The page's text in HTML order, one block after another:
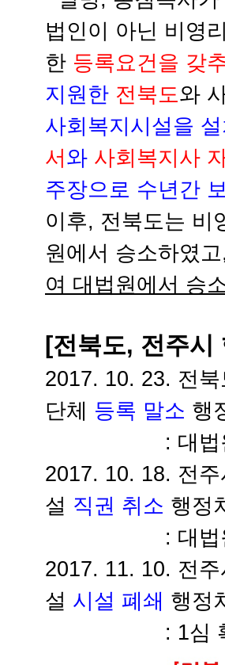
법인이 아닌 비영
한 등록요건을 갖
지원한 전북도와
사회복지시설을
서 와 사회복지사
주장으로 수년간
이후, 전북도는 비
원에서 승소하였
여 대법원에서 승
[전북도, 전주시
2017. 10. 23. 전
단체 등록 말소 행
: 대법원 확
2017. 10. 18. 전
설 직권 취소 행정
: 대법원 확
2017. 11. 10. 전
설 시설 폐쇄 행정
: 1심 확정